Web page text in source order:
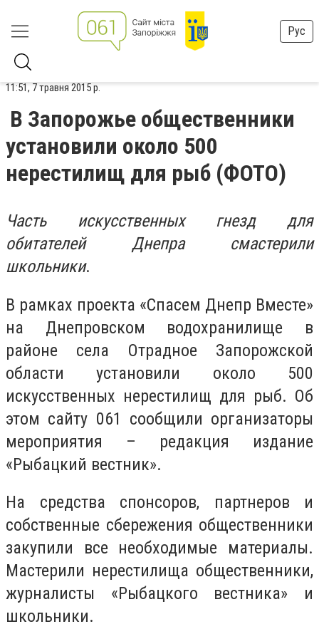
Рус
11:51, 7 травня 2015 р.
В Запорожье общественники
установили около 500
нерестилищ для рыб (ФОТО)
Часть искусственных гнезд для
обитателей Днепра смастерили
школьники.
В рамках проекта «Спасем Днепр Вместе»
на Днепровском водохранилище в
районе села Отрадное Запорожской
области установили около 500
искусственных нерестилищ для рыб. Об
этом сайту 061 сообщили организаторы
мероприятия – редакция издание
«Рыбацкий вестник».
На средства спонсоров, партнеров и
собственные сбережения общественники
закупили все необходимые материалы.
Мастерили нерестилища общественники,
журналисты «Рыбацкого вестника» и
школьники.